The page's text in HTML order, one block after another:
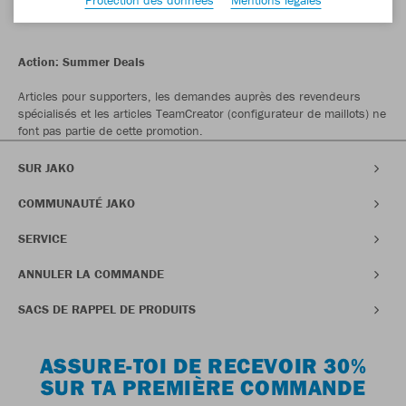
service@jako.com.
Action: Summer Deals
Articles pour supporters, les demandes auprès des revendeurs
spécialisés et les articles TeamCreator (configurateur de maillots) ne
font pas partie de cette promotion.
SUR JAKO
COMMUNAUTÉ JAKO
SERVICE
ANNULER LA COMMANDE
SACS DE RAPPEL DE PRODUITS
ASSURE-TOI DE RECEVOIR 30%
SUR TA PREMIÈRE COMMANDE